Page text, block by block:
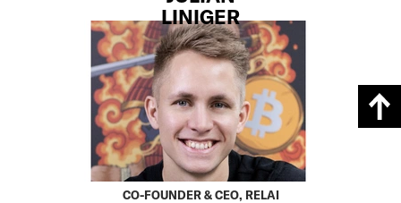
LINIGER
CO-FOUNDER & CEO, RELAI